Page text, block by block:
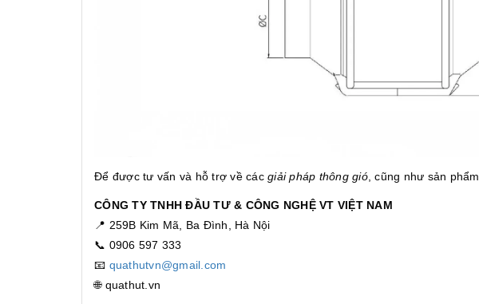
Để được tư vấn và hỗ trợ về các giải pháp thông gió, cũng như sản phẩm
CÔNG TY TNHH ĐẦU TƯ & CÔNG NGHỆ VT VIỆT NAM
📍 259B Kim Mã, Ba Đình, Hà Nội
📞 0906 597 333
📧 quathutvn@gmail.com
🌐 quathut.vn